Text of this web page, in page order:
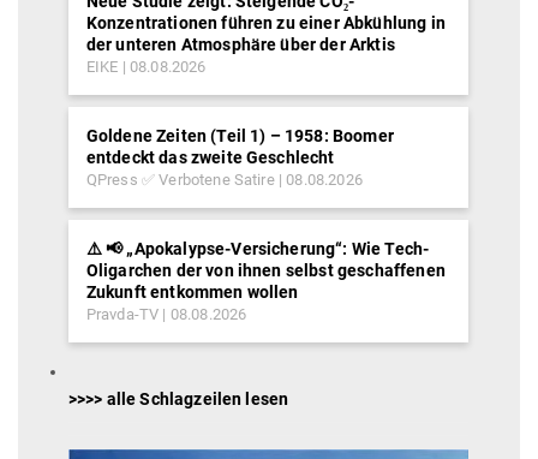
Konzentrationen führen zu einer Abkühlung in
der unteren Atmosphäre über der Arktis
EIKE 08.08.2026
Goldene Zeiten (Teil 1) – 1958: Boomer
entdeckt das zweite Geschlecht
QPress ✅ Verbotene Satire 08.08.2026
⚠️ 📢 „Apokalypse-Versicherung“: Wie Tech-
Oligarchen der von ihnen selbst geschaffenen
Zukunft entkommen wollen
Pravda-TV 08.08.2026
>>>> alle Schlagzeilen lesen